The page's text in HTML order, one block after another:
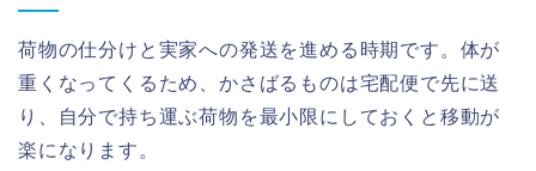
荷物の仕分けと実家への発送を進める時期です。体が
重くなってくるため、かさばるものは宅配便で先に送
り、自分で持ち運ぶ荷物を最小限にしておくと移動が
楽になります。